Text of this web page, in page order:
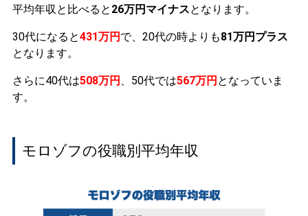
平均年収と比べると 26万円マイナスとなります。
30代になると431万円 で、20代の時よりも81万円プラス
となります。
さらに40代は508万円 、50代では567万円 となっていま
す。
モロゾフの役職別平均年収